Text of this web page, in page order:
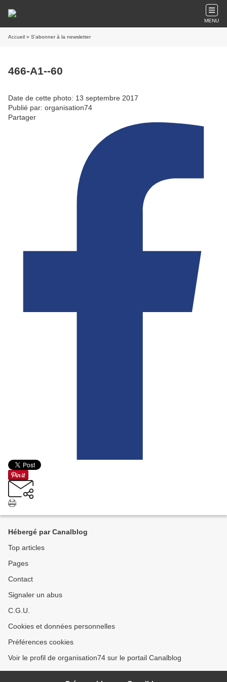
MENU
Accueil » S'abonner à la newsletter
466-A1--60
Date de cette photo: 13 septembre 2017
Publié par: organisation74
Partager
Hébergé par Canalblog
Top articles
Pages
Contact
Signaler un abus
C.G.U.
Cookies et données personnelles
Préférences cookies
Voir le profil de organisation74 sur le portail Canalblog